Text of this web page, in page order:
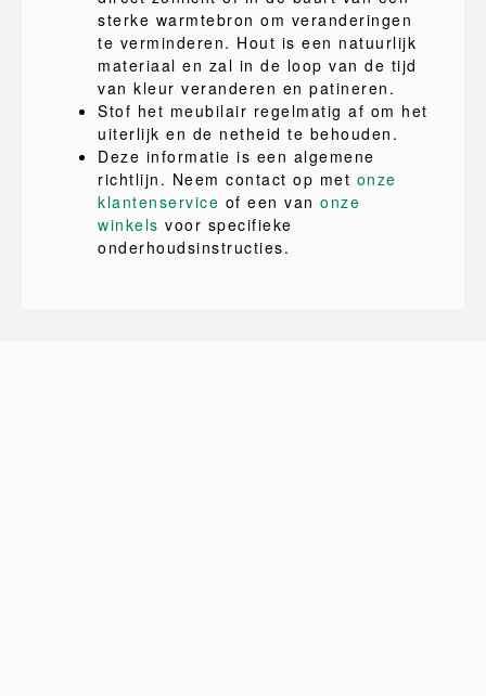
sterke warmtebron om veranderingen
te verminderen. Hout is een natuurlijk
materiaal en zal in de loop van de tijd
van kleur veranderen en patineren.
Stof het meubilair regelmatig af om het
uiterlijk en de netheid te behouden.
Deze informatie is een algemene
richtlijn. Neem contact op met onze
klantenservice of een van onze
winkels voor specifieke
onderhoudsinstructies.